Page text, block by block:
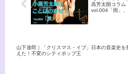
高芳太朗コラム
vol.004「雨」
山下達郎｜「クリスマス・イブ」日本の音楽史を
えた！不変のシティポップ王